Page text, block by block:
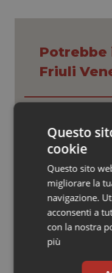
Oncologia &
Psoriasi & pelle
Quotidiano
Quotidiano
Quotidiano
Friuli
Case
Questo
cookie
Questo sito
migliorare la
navigazione.
acconsenti a
con la nostra
più